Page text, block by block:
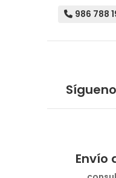
986 788
Envío